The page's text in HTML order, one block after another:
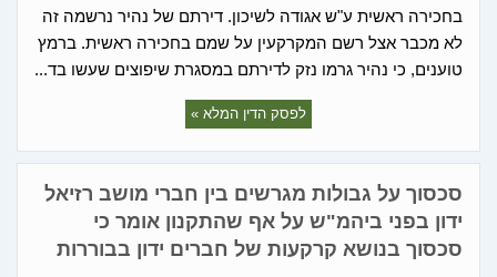
בחכירה ראשית ע"ש אגודה לשיכון. דירתם של נהיר נרשמה זה
לא מכבר אצל רשם המקרקעין על שמם בחכירה ראשית. ברמץ
טוענים, כי נהיר גרמו נזק לדירתם במסגרת שיפוצים שעשו בד...
לפסק הדין המלא »
סכסוך על גבולות מגרשים בין חברי מושב רזיאל
ידון בפני ביהמ"ש על אף שהתקנון אומר כי
סכסוך בנושא קרקעות של חברים ידון בבוררות